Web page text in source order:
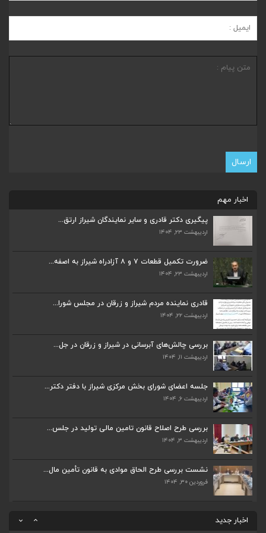
اخبار مهم
پیگیری دکتر قادری و سایر نمایندگان شیراز ارتق...
اردیبهشت ۲۳, ۱۴۰۴
ضرورت تکمیل قطعات ۷ و ۸ آزادراه شیراز به اصفه...
اردیبهشت ۲۳, ۱۴۰۴
قادری نماینده مردم شیراز و زرقان در مجلس شورا...
اردیبهشت ۲۲, ۱۴۰۴
بررسی چالش‌های آبرسانی در شیراز و زرقان در جل...
اردیبهشت ۱۱, ۱۴۰۴
جلسه اعضای شورای بخش مرکزی شیراز با دفتر دکتر...
اردیبهشت ۶, ۱۴۰۴
بررسی طرح اصلاح قانون تامین مالی تولید در جلس...
اردیبهشت ۳, ۱۴۰۴
نشست بررسی طرح الحاق موادی به قانون تأمین مال...
فروردین ۳۰, ۱۴۰۴
اخبار جدید
ضرورت تکمیل قطعات ۷ و ۸ آزادراه شیراز به اصفه...
قادری نماینده مردم شیراز و زرقان در مجلس شورا...
بررسی چالش‌های آبرسانی در شیراز و زرقان در جل...
جلسه اعضای شورای بخش مرکزی شیراز با دفتر دکتر...
اردیبهشت ۶, ۱۴۰۴
پیگیری دکتر قادری و سایر نمایندگان شیراز ارتق...
اردیبهشت ۲۳, ۱۴۰۴